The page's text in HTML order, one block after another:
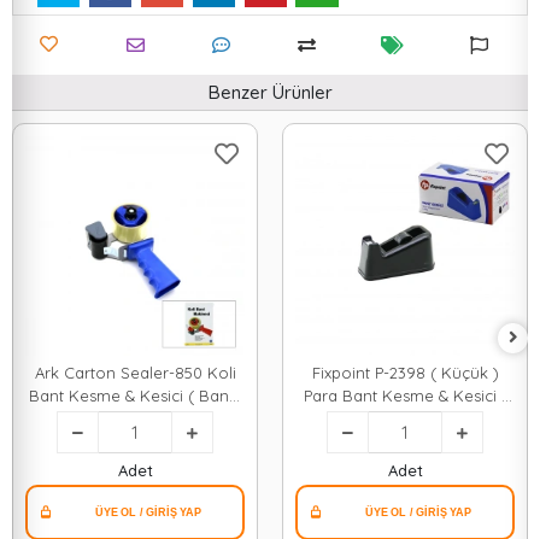
Benzer Ürünler
Ark Carton Sealer-850 Koli
Bant Kesme & Kesici ( Bandı
)*24
Adet
Fixpoint P-2398 ( Küçük )
Para Bant Kesme & Kesici (
Bandı )*72
Adet